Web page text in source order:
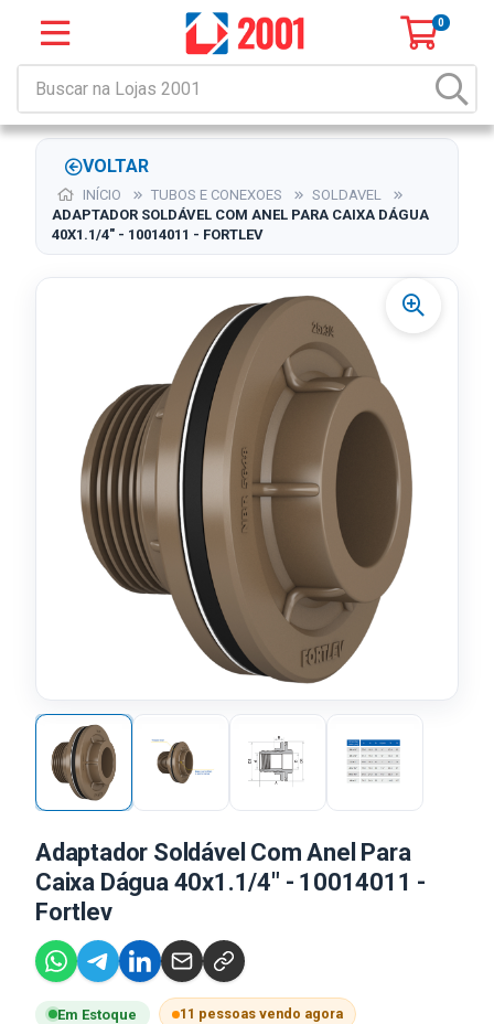
0
VOLTAR
INÍCIO TUBOS E CONEXOES
SOLDAVEL
ADAPTADOR SOLDÁVEL COM ANEL PARA CAIXA DÁGUA
40X1.1/4" - 10014011 - FORTLEV
Adaptador Soldável Com Anel Para
Caixa Dágua 40x1.1/4" - 10014011 -
Fortlev
Em Estoque 11 pessoas vendo agora